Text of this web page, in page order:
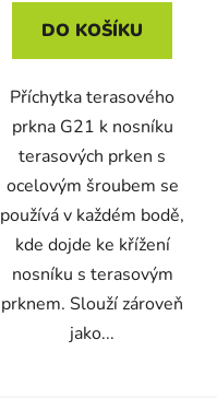
DO KOŠÍKU
Příchytka terasového
prkna G21 k nosníku
terasových prken s
ocelovým šroubem se
používá v každém bodě,
kde dojde ke křížení
nosníku s terasovým
prknem. Slouží zároveň
jako...